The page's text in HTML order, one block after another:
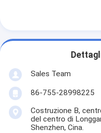
Prodotti
Sales Team
86-755-28998225
Costruzione B,
del centro di
Shenzhen, Cina.